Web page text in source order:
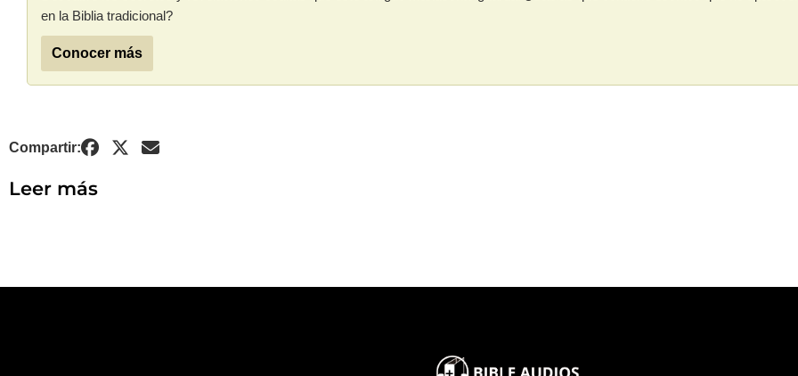
en la Biblia tradicional?
Conocer más
Compartir:
Leer más